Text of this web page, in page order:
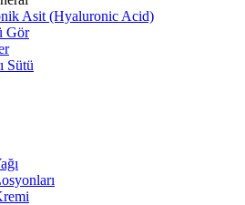
Asit (Hyaluronic Acid)
Gör
Sütü